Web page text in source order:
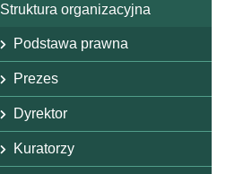
Struktura organizacyjna
Podstawa prawna
Prezes
Dyrektor
Kuratorzy